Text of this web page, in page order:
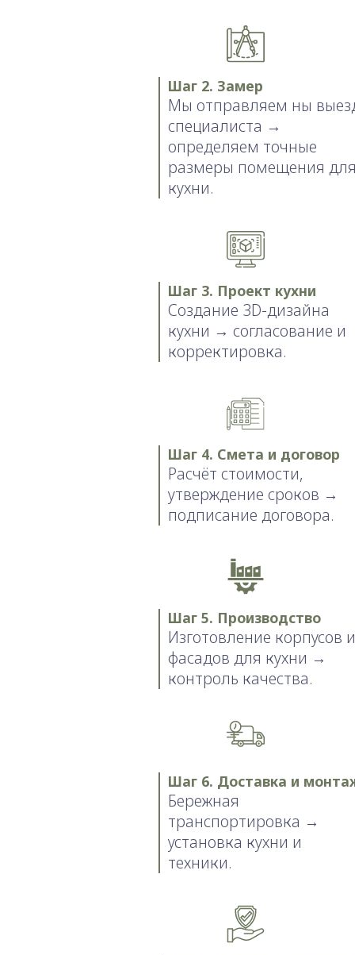
Шаг 2. Замер
Мы отправляем ны
специалиста →
определяем точные
размеры помещения
кухни.
Шаг 3. Проект кухни
Создание 3D-дизайна
кухни → согласование и
корректировка.
Шаг 4. Смета и договор
Расчёт стоимости,
утверждение сроков →
подписание договора.
Шаг 5. Производство
Изготовление корпусов и
фасадов для кухни →
контроль качества.
Шаг 6. Доставка и
Бережная
транспортировка →
установка кухни и
техники.